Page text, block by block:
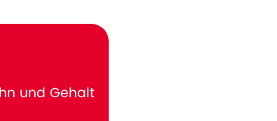
und Gehalt